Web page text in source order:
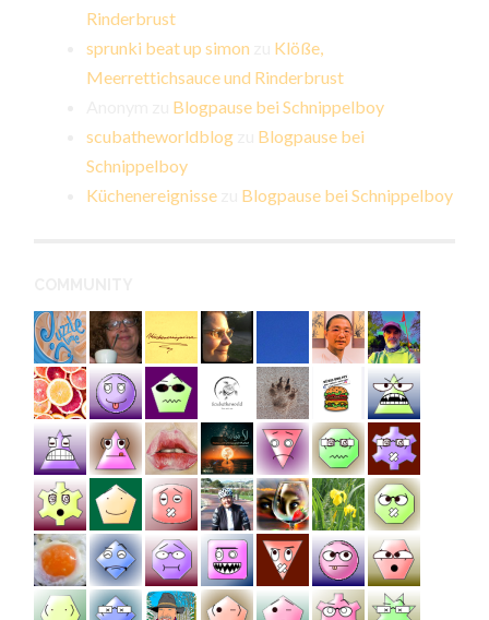
Rinderbrust
sprunki beat up simon
Klöße,
Meerrettichsauce und Rinderbrust
Blogpause bei Schnippelboy
scubatheworldblog
Blogpause bei
Schnippelboy
Küchenereignisse
Blogpause bei Schnippelboy